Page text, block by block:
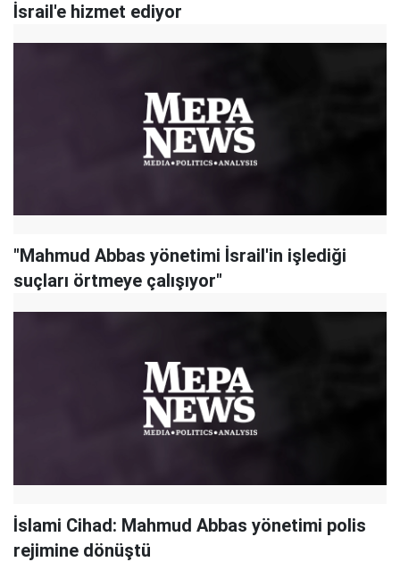
İsrail'e hizmet ediyor
"Mahmud Abbas yönetimi İsrail'in işlediği
suçları örtmeye çalışıyor"
İslami Cihad: Mahmud Abbas yönetimi polis
rejimine dönüştü